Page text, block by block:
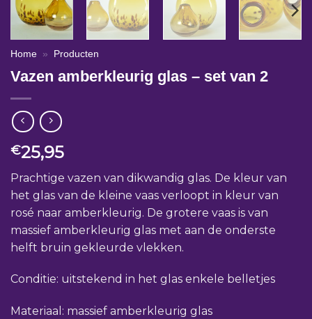
Home » Producten
Vazen amberkleurig glas – set van 2
€25,95
Prachtige vazen van dikwandig glas. De kleur van
het glas van de kleine vaas verloopt in kleur van
rosé naar amberkleurig. De grotere vaas is van
massief amberkleurig glas met aan de onderste
helft bruin gekleurde vlekken.
Conditie: uitstekend in het glas enkele belletjes
Materiaal: massief amberkleurig glas